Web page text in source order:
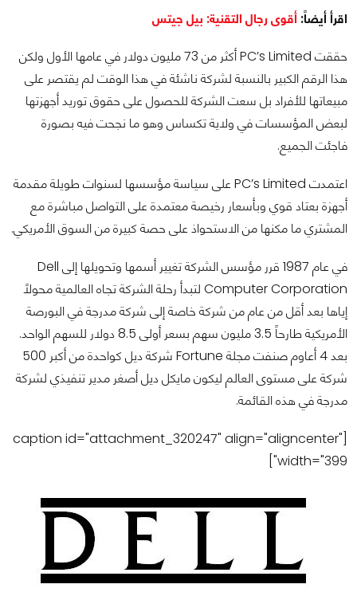
اقرأ أيضاً: أقوى رجال التقنية: بيل جيتس
حققت PC’s Limited أكثر من 73 مليون دولار في عامها الأول ولكن
هذا الرقم الكبير بالنسبة لشركة ناشئة في هذا الوقت لم يقتصر على
مبيعاتها للأفراد بل سعت الشركة للحصول على حقوق توريد أجهزتها
لبعض المؤسسات في ولاية تكساس وهو ما نجحت فيه بصورة
فاجئت الجميع.
اعتمدت PC’s Limited على سياسة مؤسسها لسنوات طويلة مقدمة
أجهزة بعتاد قوي وبأسعار رخيصة معتمدة على التواصل مباشرة مع
المشتري ما مكنها من الاستحواذ على حصة كبيرة من السوق الأمريكي.
في عام 1987 قرر مؤسس الشركة تغيير أسمها وتحويلها إلى Dell
Computer Corporation لتبدأ رحلة الشركة تجاه العالمية محولاً
إياها بعد أقل من عام من شركة خاصة إلى شركة مدرجة في البورصة
الأمريكية طارحاً 3.5 مليون سهم بسعر أولى 8.5 دولار للسهم الواحد.
بعد 4 أعاوم صنفت مجلة Fortune شركة ديل كواحدة من أكبر 500
شركة على مستوى العالم ليكون مايكل ديل أصغر مدير تنفيذي لشركة
مدرجة في هذه القائمة.
[caption id="attachment_320247" align="aligncenter"
width="399"]